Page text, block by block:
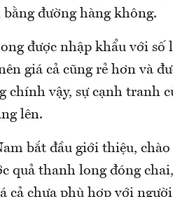
đường hàng không.
được nhập khẩu với số
giá cả cũng rẻ hơn và
chính vậy, sự cạnh tranh
lên.
bắt đầu giới thiệu,
quả thanh long đóng
cả chưa phù hợp với